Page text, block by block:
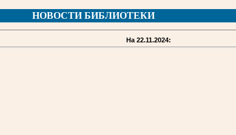
НОВОСТИ БИБЛИОТЕКИ
На 22.11.2024: